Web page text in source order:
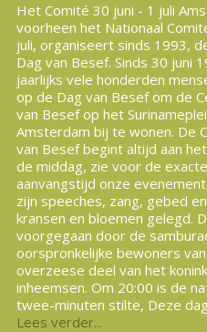
Het Comité 30 juni - 1 juli
voorheen het Nationaal
juli, organiseert sinds 1993,
Dag van Besef. Sinds 30 juni
jaarlijks vele honderden
op de Dag van Besef om de
van Besef op het
Amsterdam bij te wonen. De
van Besef begint altijd aan
de middag, zie voor de exacte
aanvangstijd onze
zijn speeches, zang, gebed
kransen en bloemen gelegd.
voorgegaan door de
oorspronkelijke bewoners
overzeese deel van het
inheemsen. Om 20:00 is de
twee-minuten stilte, Deze
Lees verder...